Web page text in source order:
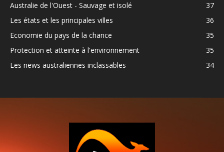
Australie de l'Ouest - Sauvage et isolé
37
Les états et les principales villes
36
Economie du pays de la chance
35
Protection et atteinte à l'environnement
35
Les news australiennes inclassables
34